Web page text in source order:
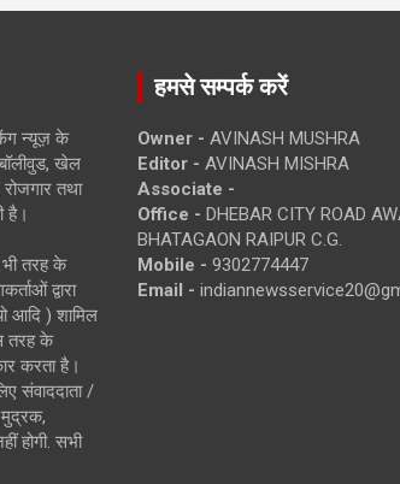
न्यूज़ के
खेल
तथा
है।
तरह के
द्वारा
आदि ) शामिल
तरह के
करता है।
संवाददाता /
मुद्रक,
होगी. सभी
हमसे सम्पर्क करें
Owner - AVINASH MUSHRA
Editor - AVINASH MISHRA
Associate -
Office - DHEBAR CITY ROAD
BHATAGAON RAIPUR C.G.
Mobile - 9302774447
Email -